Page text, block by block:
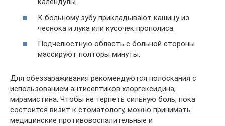
календулы.
К больному зубу прикладывают кашицу из
чеснока и лука или кусочек прополиса.
Подчелюстную область с больной стороны
массируют полторы минуты.
Для обеззараживания рекомендуются полоскания с
использованием антисептиков хлоргексидина,
мирамистина. Чтобы не терпеть сильную боль, пока
состоится визит к стоматологу, можно принимать
медицинские противовоспалительные и